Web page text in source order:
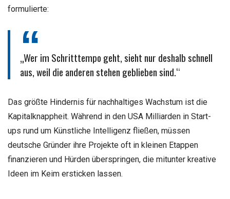
formulierte:
„Wer im Schritttempo geht, sieht nur deshalb schnell
aus, weil die anderen stehen geblieben sind.“
Das größte Hindernis für nachhaltiges Wachstum ist die
Kapitalknappheit. Während in den USA Milliarden in Start-
ups rund um Künstliche Intelligenz fließen, müssen
deutsche Gründer ihre Projekte oft in kleinen Etappen
finanzieren und Hürden überspringen, die mitunter kreative
Ideen im Keim ersticken lassen.